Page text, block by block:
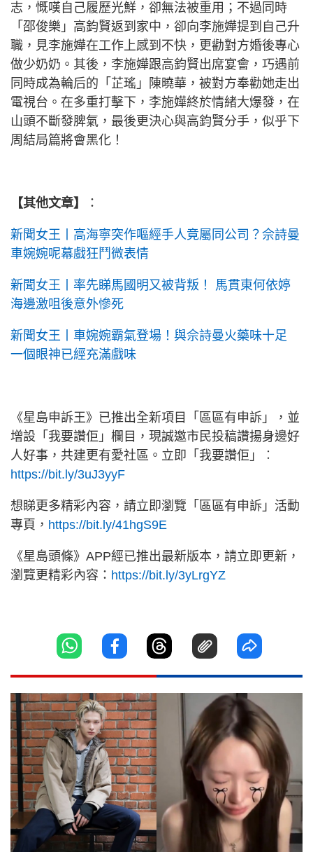
志，慨嘆自己履歷光鮮，卻無法被重用；不過同時
「邵俊樂」高鈞賢返到家中，卻向李施嬅提到自己升
職，見李施嬅在工作上感到不快，更勸對方婚後專心
做少奶奶。其後，李施嬅跟高鈞賢出席宴會，巧遇前
同時成為輪后的「芷瑤」陳曉華，被對方奉勸她走出
電視台。在多重打擊下，李施嬅終於情緒大爆發，在
山頭不斷發脾氣，最後更決心與高鈞賢分手，似乎下
周結局篇將會黑化！
【其他文章】 ：
新聞女王丨高海寧突作嘔經手人竟屬同公司？佘詩曼
車婉婉呢幕戲狂鬥微表情
新聞女王丨率先睇馬國明又被背叛！ 馬貫東何依婷
海邊激咀後意外慘死
新聞女王丨車婉婉霸氣登場！與佘詩曼火藥味十足
一個眼神已經充滿戲味
《星島申訴王》已推出全新項目「區區有申訴」，並
增設「我要讚佢」欄目，現誠邀市民投稿讚揚身邊好
人好事，共建更有愛社區。立即「我要讚佢」︰
https://bit.ly/3uJ3yyF
想睇更多精彩內容，請立即瀏覽「區區有申訴」活動
專頁， https://bit.ly/41hgS9E
《星島頭條》APP經已推出最新版本，請立即更新，
瀏覽更精彩內容： https://bit.ly/3yLrgYZ